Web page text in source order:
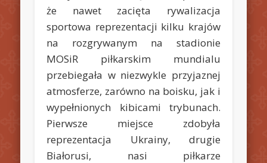
że nawet zacięta rywalizacja
sportowa reprezentacji kilku krajów
na rozgrywanym na stadionie
MOSiR piłkarskim mundialu
przebiegała w niezwykle przyjaznej
atmosferze, zarówno na boisku, jak i
wypełnionych kibicami trybunach.
Pierwsze miejsce zdobyła
reprezentacja Ukrainy, drugie
Białorusi, nasi piłkarze